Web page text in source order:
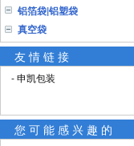
铝箔袋|铝塑袋
真空袋
友情链接
- 申凯包装
您可能感兴趣的